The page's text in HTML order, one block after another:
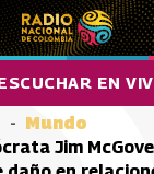
EN
Mundo
Jim